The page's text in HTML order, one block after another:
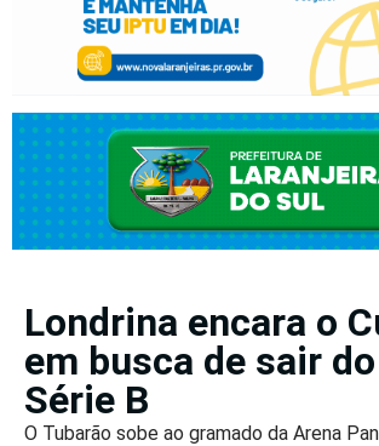
Londrina encara o
em busca de sair
Série B
O Tubarão sobe ao gramado da Arena